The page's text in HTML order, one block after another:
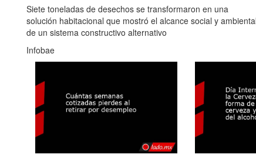
Siete toneladas de desechos se transformaron en una
solución habitacional que mostró el alcance social y ambiental
de un sistema constructivo alternativo
Infobae